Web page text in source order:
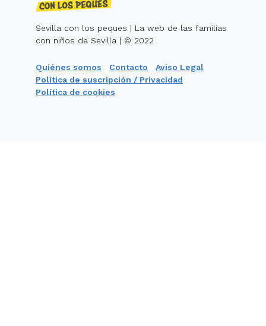
Sevilla con los peques | La web de las familias
con niños de Sevilla | © 2022
Quiénes somos Contacto
Aviso Legal
Política de suscripción / Privacidad
Política de cookies